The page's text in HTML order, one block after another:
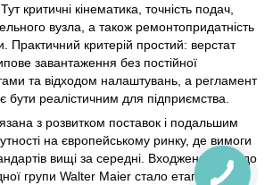
критичні кінематика, точність подач,
вузла, а також ремонтопридатність
Практичний критерій простий: верстат
завантаження без постійної
та відходом налаштувань, а регламент
бути реалістичним для підприємства.
з розвитком поставок і подальшим
на європейському ринку, де вимоги
вищі за середні. Входження JET до
групи Walter Maier стало етапом, який